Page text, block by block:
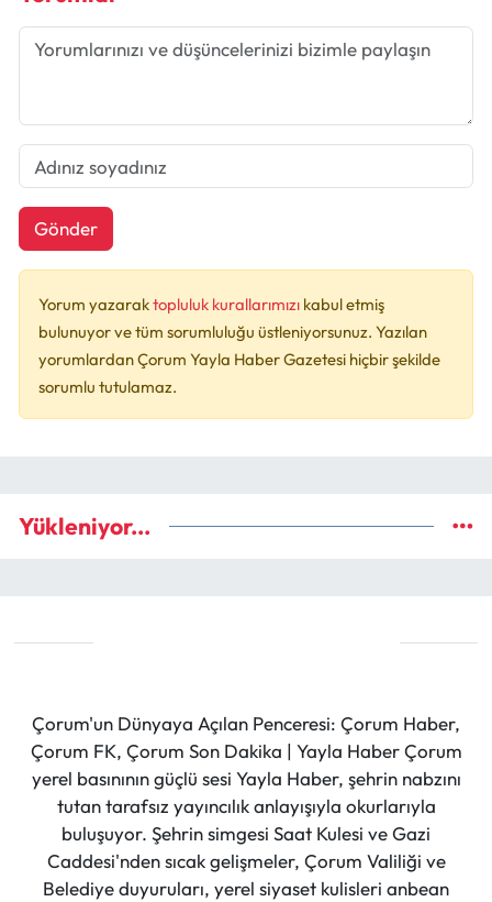
Gönder
Yorum yazaraktopluluk kurallarımızı kabul etmiş
bulunuyor ve tüm sorumluluğu üstleniyorsunuz. Yazılan
yorumlardan Çorum Yayla Haber Gazetesi hiçbir şekilde
sorumlu tutulamaz.
Yükleniyor...
Çorum'un Dünyaya Açılan Penceresi: Çorum Haber,
Çorum FK, Çorum Son Dakika | Yayla Haber Çorum
yerel basınının güçlü sesi Yayla Haber, şehrin nabzını
tutan tarafsız yayıncılık anlayışıyla okurlarıyla
buluşuyor. Şehrin simgesi Saat Kulesi ve Gazi
Caddesi'nden sıcak gelişmeler, Çorum Valiliği ve
Belediye duyuruları, yerel siyaset kulisleri anbean